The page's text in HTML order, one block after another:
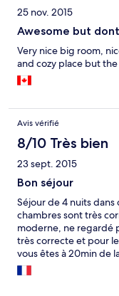
25 nov. 2015
Awesome but
Very nice big room,
and cozy place but
Avis vérifié
8/10 Très bien
23 sept. 2015
Bon séjour
Séjour de 4 nuits
chambres sont très
moderne, ne regardé
très correcte et pour
vous êtes à 20min de